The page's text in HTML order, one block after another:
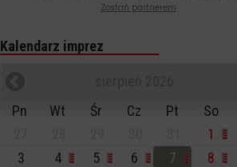
Zostań partnerem
Kalendarz imprez
Pn
Wt Śr Cz Pt So
1
3
4 5 6 7 8